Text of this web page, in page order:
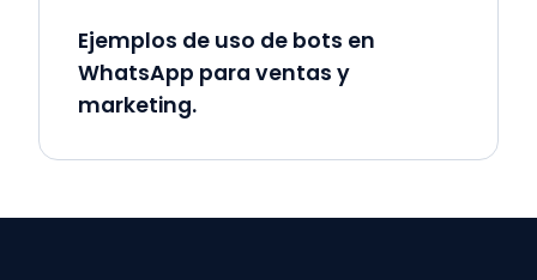
Ejemplos de uso de bots en
WhatsApp para ventas y
marketing.